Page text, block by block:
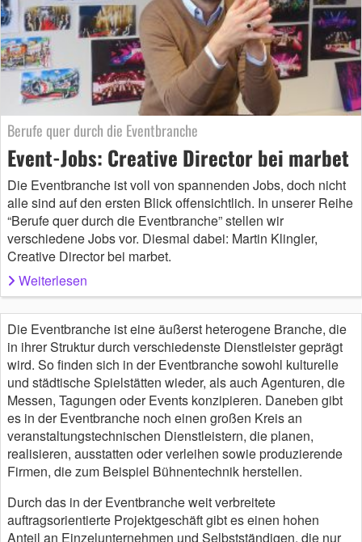
Berufe quer durch die Eventbranche
Event-Jobs: Creative Director bei marbet
Die Eventbranche ist voll von spannenden Jobs, doch nicht
alle sind auf den ersten Blick offensichtlich. In unserer Reihe
“Berufe quer durch die Eventbranche” stellen wir
verschiedene Jobs vor. Diesmal dabei: Martin Klingler,
Creative Director bei marbet.
Weiterlesen
Die Eventbranche ist eine äußerst heterogene Branche, die
in ihrer Struktur durch verschiedenste Dienstleister geprägt
wird. So finden sich in der Eventbranche sowohl kulturelle
und städtische Spielstätten wieder, als auch Agenturen, die
Messen, Tagungen oder Events konzipieren. Daneben gibt
es in der Eventbranche noch einen großen Kreis an
veranstaltungstechnischen Dienstleistern, die planen,
realisieren, ausstatten oder verleihen sowie produzierende
Firmen, die zum Beispiel Bühnentechnik herstellen.
Durch das in der Eventbranche weit verbreitete
auftragsorientierte Projektgeschäft gibt es einen hohen
Anteil an Einzelunternehmen und Selbstständigen, die nur